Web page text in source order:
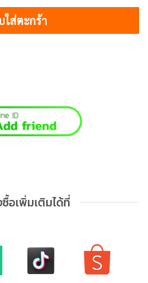
ใส่ตะกร้า
อเพิ่มเติมได้ที่